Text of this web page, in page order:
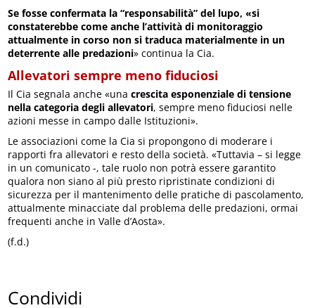
Se fosse confermata la “responsabilità” del lupo, «si
constaterebbe come anche l’attività di monitoraggio
attualmente in corso non si traduca materialmente in un
deterrente alle predazioni» continua la Cia.
Allevatori sempre meno fiduciosi
Il Cia segnala anche «una crescita esponenziale di tensione
nella categoria degli allevatori, sempre meno fiduciosi nelle
azioni messe in campo dalle Istituzioni».
Le associazioni come la Cia si propongono di moderare i
rapporti fra allevatori e resto della società. «Tuttavia – si legge
in un comunicato -, tale ruolo non potrà essere garantito
qualora non siano al più presto ripristinate condizioni di
sicurezza per il mantenimento delle pratiche di pascolamento,
attualmente minacciate dal problema delle predazioni, ormai
frequenti anche in Valle d’Aosta».
(f.d.)
Condividi